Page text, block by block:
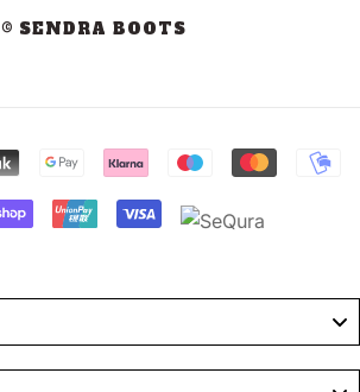
© SENDRA BOOTS